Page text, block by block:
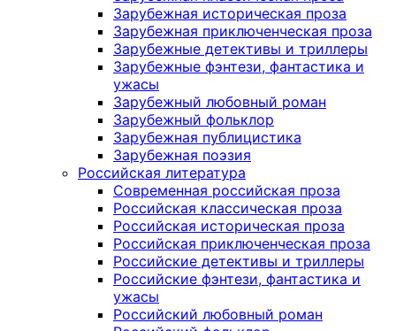
Зарубежная историческая проза
Зарубежная приключенческая проза
Зарубежные детективы и триллеры
Зарубежные фэнтези, фантастика и
ужасы
Зарубежный любовный роман
Зарубежный фольклор
Зарубежная публицистика
Зарубежная поэзия
Российская литература
Современная российская проза
Российская классическая проза
Российская историческая проза
Российская приключенческая проза
Российские детективы и триллеры
Российские фэнтези, фантастика и
ужасы
Российский любовный роман